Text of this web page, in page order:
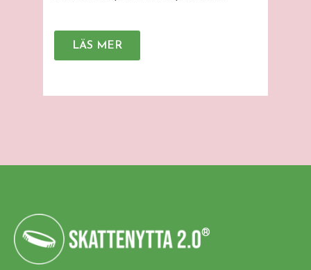
och investerare var på plats, bland annat
Luminar ventures, Kvantab, Tendium, Legora,
LÄS MER
®